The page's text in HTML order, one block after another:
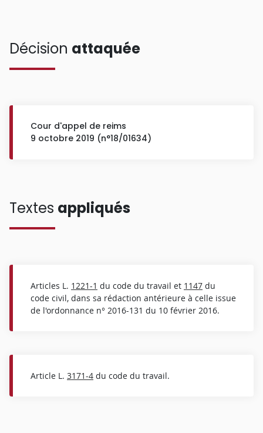
Décision attaquée
Cour d'appel de reims
9 octobre 2019 (n°18/01634)
Textes appliqués
Articles L. 1221-1 du code du travail et 1147 du
code civil, dans sa rédaction antérieure à celle issue
de l'ordonnance n° 2016-131 du 10 février 2016.
Article L. 3171-4 du code du travail.